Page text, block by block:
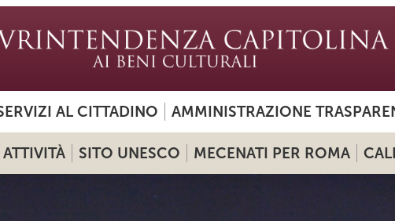
AL CITTADINO AMMINISTRAZIONE
ATTIVITÀ SITO UNESCO MECENATI PER ROMA